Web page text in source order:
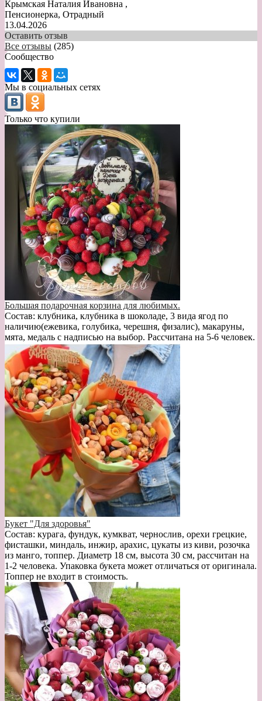
Крымская Наталия Ивановна ,
Пенсионерка, Отрадный
13.04.2026
Оставить отзыв
Все отзывы (285)
Сообщество
Мы в социальных сетях
Только что купили
Большая подарочная корзина для любимых.
Состав: клубника, клубника в шоколаде, 3 вида ягод по
наличию(ежевика, голубика, черешня, физалис), макаруны,
мята, медаль с надписью на выбор. Рассчитана на 5-6 человек.
Букет "Для здоровья"
Состав: курага, фундук, кумкват, чернослив, орехи грецкие,
фисташки, миндаль, инжир, арахис, цукаты из киви, розочка
из манго, топпер. Диаметр 18 см, высота 30 см, рассчитан на
1-2 человека. Упаковка букета может отличаться от оригинала.
Топпер не входит в стоимость.